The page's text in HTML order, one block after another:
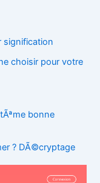
signification
choisir pour votre
bonne
? DÃ©cryptage